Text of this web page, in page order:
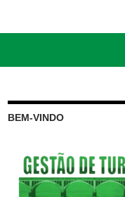
BEM-VINDO